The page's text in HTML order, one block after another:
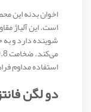
است. این آلیاژ
شوینده دارد و
استفاده مداوم
دو لگن فانتزی با